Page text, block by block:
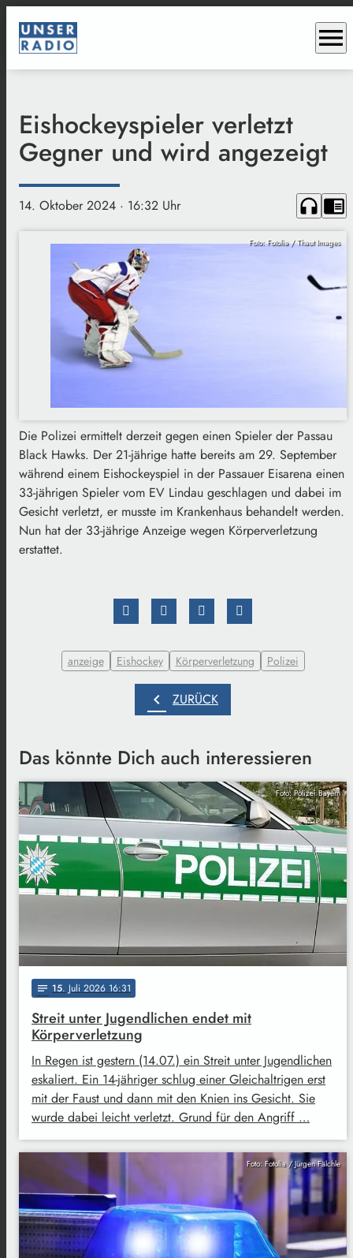
menu
Eishockeyspieler verletzt
Gegner und wird angezeigt
14. Oktober 2024 · 16:32 Uhr headphones chrome_reader_mode
Foto: Fotolia / Thaut Images
Die Polizei ermittelt derzeit gegen einen Spieler der Passau
Black Hawks. Der 21-jährige hatte bereits am 29. September
während einem Eishockeyspiel in der Passauer Eisarena einen
33-jährigen Spieler vom EV Lindau geschlagen und dabei im
Gesicht verletzt, er musste im Krankenhaus behandelt werden.
Nun hat der 33-jährige Anzeige wegen Körperverletzung
erstattet.
anzeige Eishockey Körperverletzung Polizei
chevron_left ZURÜCK
Das könnte Dich auch interessieren
Foto: Polizei Bayern
notes 15. Juli 2026 16:31
Streit unter Jugendlichen endet mit
Körperverletzung
In Regen ist gestern (14.07.) ein Streit unter Jugendlichen
eskaliert. Ein 14-jähriger schlug einer Gleichaltrigen erst
mit der Faust und dann mit den Knien ins Gesicht. Sie
wurde dabei leicht verletzt. Grund für den Angriff …
Foto: Fotolia / Jürgen Fälchle